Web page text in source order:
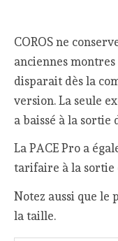
COROS ne
anciennes montres
disparait dès la
version. La seule
a baissé à la sortie
La PACE Pro a
tarifaire à la sortie
Notez aussi que le
la taille.